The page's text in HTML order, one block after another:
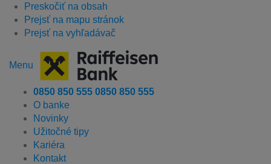
Preskočiť na obsah
Prejsť na mapu stránok
Prejsť na vyhľadávač
Menu
0850 850 555 0850 850 555
O banke
Novinky
Užitočné tipy
Kariéra
Kontakt